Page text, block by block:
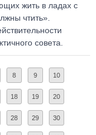
жить в ладах с
чтить».
совета.
8 9 10
18 19 20
28 29 30